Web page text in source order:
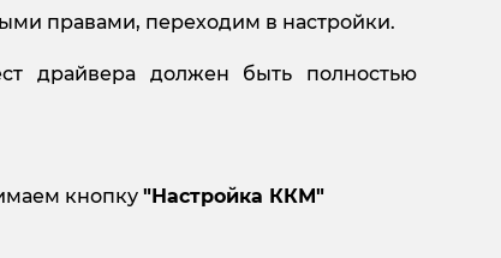
правами, переходим в настройки.
драйвера должен быть полностью
кнопку "Настройка ККМ"